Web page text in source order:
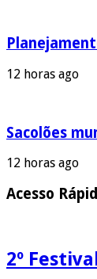
12 horas ago
Sacolões
12 horas ago
Acesso
2º